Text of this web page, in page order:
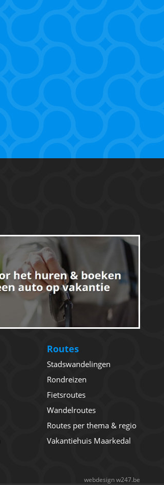
Routes
Stadswandelingen
Rondreizen
Fietsroutes
Wandelroutes
Routes per thema & regio
Vakantiehuis Maarkedal
webdesign w247.be